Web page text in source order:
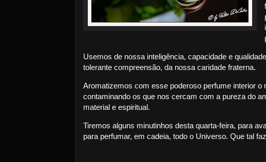
Usemos de nossa inteligência, capacidade e
tolerante compreensão, da nossa caridade fraterna.
Aromatizemos com esse poderoso perfume interior
contaminando os que nos cercam com a pureza do
material e espiritual.
Tiremos alguns minutinhos desta quarta-feira, para
para perfumar, em cadeia, todo o Universo. Que tal